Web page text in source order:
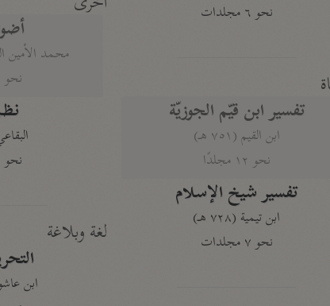
نحو ٦ مجلدات
تفسير ابن قيّم الجوزيّة
ابن القيم (٧٥١ هـ)
نحو ١٢ مجلدًا
تفسير شيخ الإسلام
ابن تيمية (٧٢٨ هـ)
نحو ٧ مجلدات
محمد الأمين
نحو ١١ مجلدًا
البقاعي
نحو ٢٠ مجلدًا
لغة وبلاغة
ابن عاشور